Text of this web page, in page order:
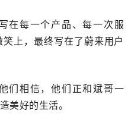
在每一个产品、每一次服
上，最终写在了蔚来用户
们相信，他们正和斌哥一
美好的生活。